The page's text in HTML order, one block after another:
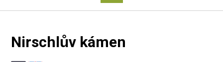
Nirschlův kámen